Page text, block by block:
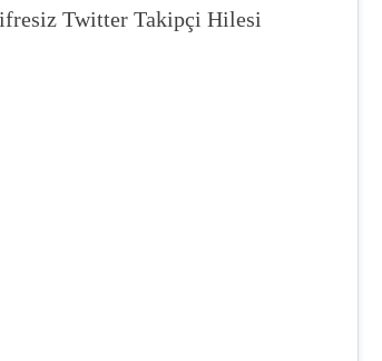
Twitter Takipçi Hilesi